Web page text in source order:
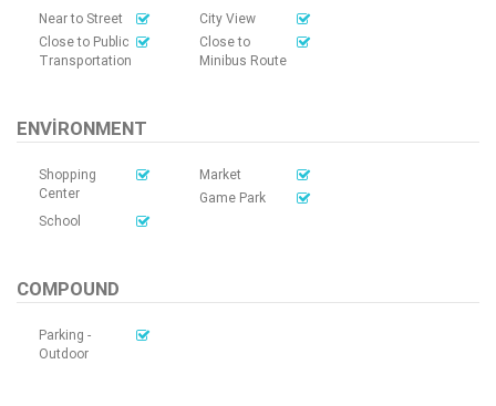
Near to Street
City View
Close to Public
Transportation
Close to
Minibus Route
ENVIRONMENT
Shopping
Center
Market
Game Park
School
COMPOUND
Parking -
Outdoor